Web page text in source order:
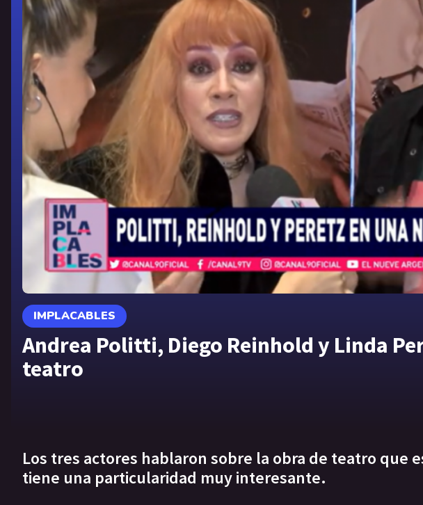
IMPLACABLES
Andrea Politti, Diego Reinhold y Linda
teatro
Los tres actores hablaron sobre la obra de teatro que
tiene una particularidad muy interesante.